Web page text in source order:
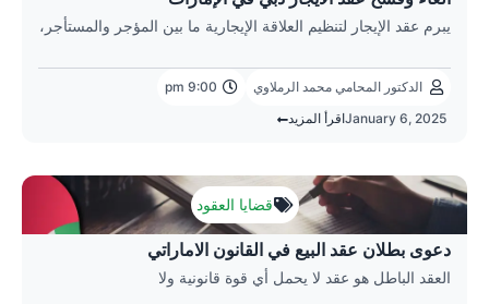
يبرم عقد الإيجار لتنظيم العلاقة الإيجارية ما بين المؤجر والمستأجر،
الدكتور المحامي محمد الرملاوي
9:00 pm
January 6, 2025اقرأ المزيد
قضايا العقود
دعوى بطلان عقد البيع في القانون الاماراتي
العقد الباطل هو عقد لا يحمل أي قوة قانونية ولا